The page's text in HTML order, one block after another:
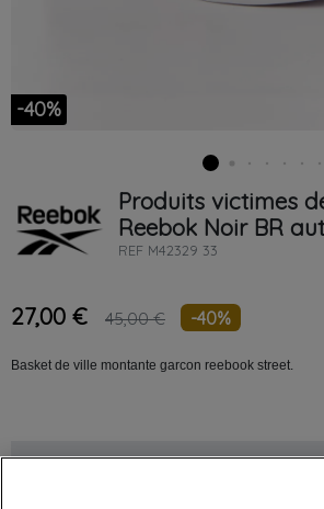
-40%
Produits victimes
Reebok Noir BR
REF M42329 33
27,00 € 45,00 € -40%
Basket de ville montante garcon reebook street.